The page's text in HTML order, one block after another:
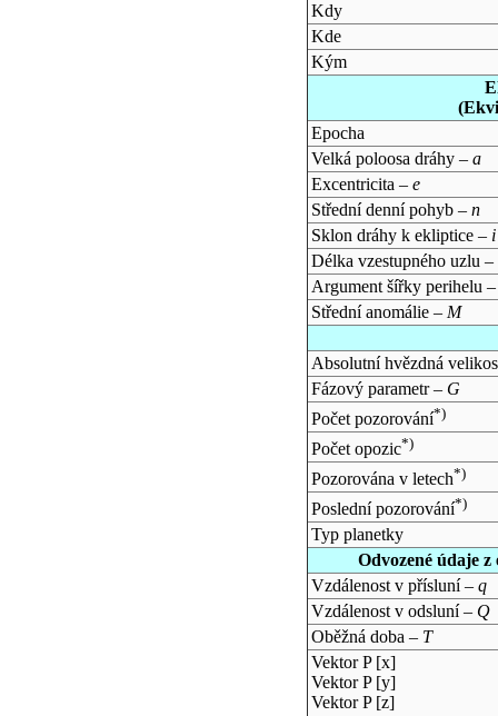
Kdy
Kde
Kým
Epocha
Velká poloosa dráhy – a
Excentricita – e
Střední denní pohyb – n
Sklon dráhy k ekliptice – i
Délka vzestupného uzlu –
Argument šířky perihelu
Střední anomálie – M
Absolutní hvězdná
Fázový parametr – G
Počet pozorování*)
Počet opozic*)
Pozorována v letech*)
Poslední pozorování*)
Typ planetky
Odvozené údaje
Vzdálenost v přísluní – q
Vzdálenost v odsluní – Q
Oběžná doba – T
Vektor P [x]
Vektor P [y]
Vektor P [z]